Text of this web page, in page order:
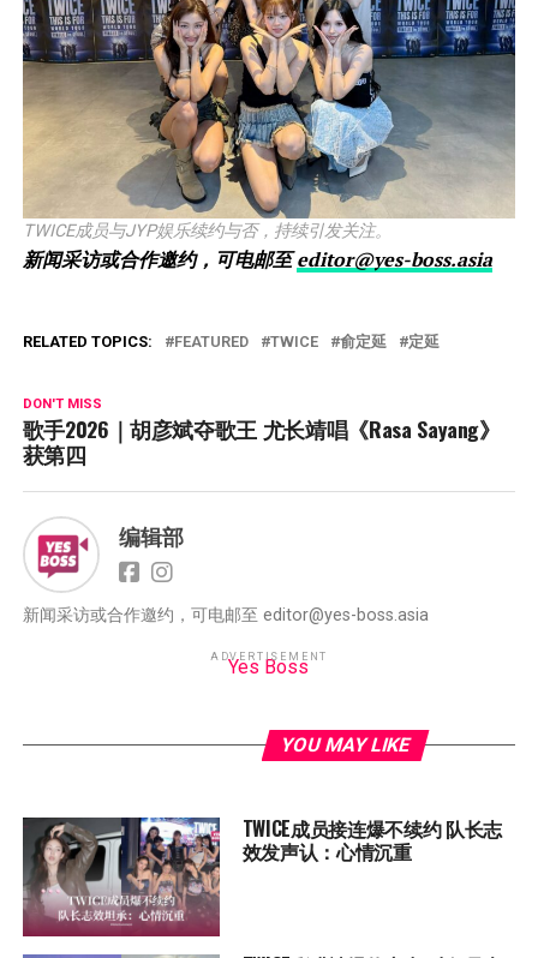
TWICE成员与JYP娱乐续约与否，持续引发关注。
新闻采访或合作邀约，可电邮至editor@yes-boss.asia
RELATED TOPICS: FEATURED TWICE 俞定延 定延
DON'T MISS
歌手2026｜胡彦斌夺歌王 尤长靖唱《Rasa Sayang》
获第四
编辑部
新闻采访或合作邀约，可电邮至 editor@yes-boss.asia
ADVERTISEMENT
Yes Boss
YOU MAY LIKE
TWICE成员接连爆不续约 队长志
效发声认：心情沉重